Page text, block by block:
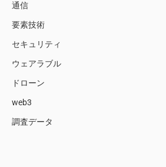
通信
要素技術
セキュリティ
ウェアラブル
ドローン
web3
調査データ